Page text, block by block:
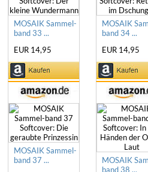
MOSAIK Sammel-
band 33 ...
EUR 14,95
MOSAIK
band 34 ...
EUR 14,95
MOSAIK Sammel-
band 37 ...
MOSAIK
band 38 ...